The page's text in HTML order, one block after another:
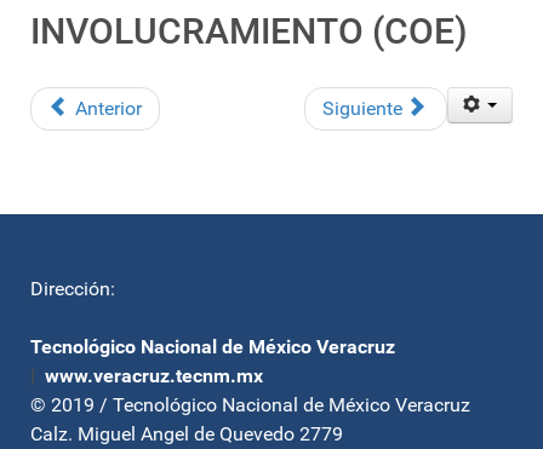
INVOLUCRAMIENTO (COE)
Anterior Siguiente
Dirección:
Tecnológico Nacional de México Veracruz
| www.veracruz.tecnm.mx
© 2019 / Tecnológico Nacional de México Veracruz
Calz. Miguel Angel de Quevedo 2779